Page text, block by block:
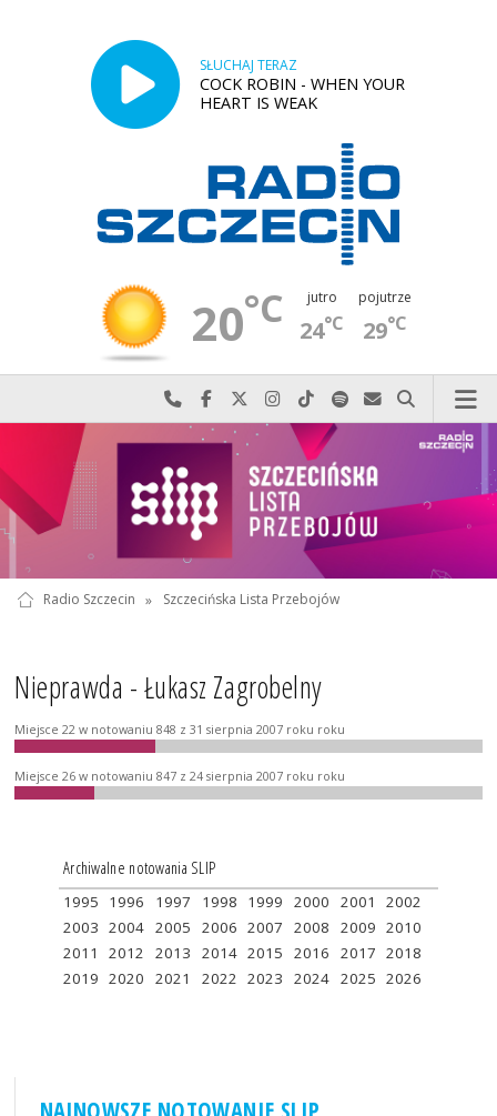
SŁUCHAJ TERAZ
COCK ROBIN - WHEN YOUR
HEART IS WEAK
20°C jutro
24°C
pojutrze
29°C
Najlepiej po prostu do nas zadzwoń
Odwiedź nas na Facebook-u
Odwiedź nas na X
Odwiedź nas na Instagram-ie
Odwiedź nas na TikTok-u
Szukaj nas na Spotify
Wyślij do nas
Szukaj
Radio Szczecin » Szczecińska Lista Przebojów
Nieprawda - Łukasz Zagrobelny
Miejsce 22 w notowaniu 848 z 31 sierpnia 2007 roku roku
Miejsce 26 w notowaniu 847 z 24 sierpnia 2007 roku roku
Archiwalne notowania SLIP
1995 1996 1997 1998 1999 2000 2001
2002
2003 2004 2005 2006 2007 2008 2009 2010
2011
2012 2013 2014 2015 2016 2017 2018
2019 2020 2021 2022 2023 2024 2025 2026